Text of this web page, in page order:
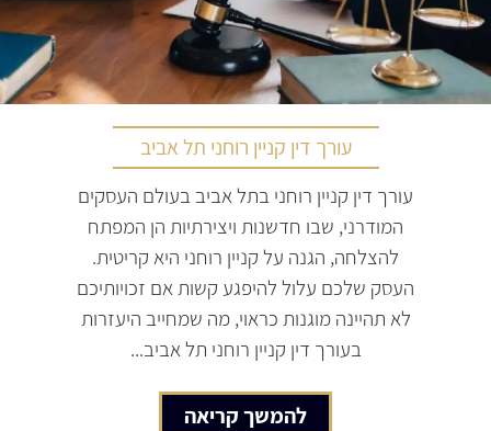
עורך דין קניין רוחני תל אביב
עורך דין קניין רוחני בתל אביב בעולם העסקים
המודרני, שבו חדשנות ויצירתיות הן המפתח
להצלחה, הגנה על קניין רוחני היא קריטית.
העסק שלכם עלול להיפגע קשות אם זכויותיכם
לא תהיינה מוגנות כראוי, מה שמחייב היעזרות
בעורך דין קניין רוחני תל אביב...
להמשך קריאה